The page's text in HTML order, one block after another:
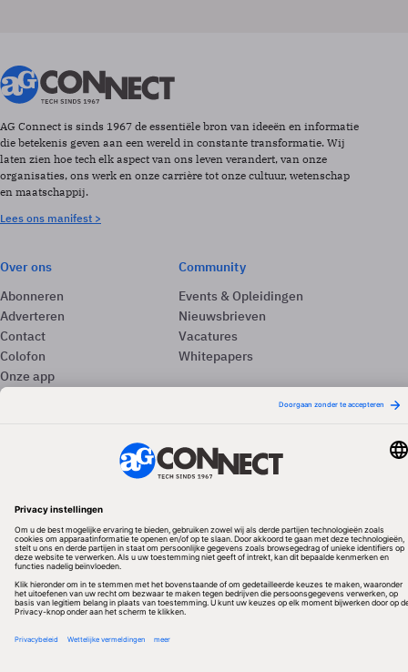
AG Connect is sinds 1967 de essentiële bron van ideeën en informatie
die betekenis geven aan een wereld in constante transformatie. Wij
laten zien hoe tech elk aspect van ons leven verandert, van onze
organisaties, ons werk en onze carrière tot onze cultuur, wetenschap
en maatschappij.
Lees ons manifest >
Over ons
Abonneren
Adverteren
Contact
Colofon
Onze app
Privacyinstellingen
Community
Events & Opleidingen
Nieuwsbrieven
Vacatures
Whitepapers
Redactionele partner
Algemene Voorwaarden & Copyrights